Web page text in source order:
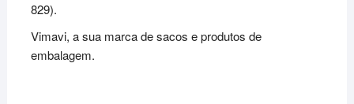
829).
Vimavi, a sua marca de sacos e produtos de
embalagem.